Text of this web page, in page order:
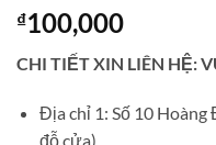
₫100,000
CHI TIẾT XIN LIÊN HỆ:
Địa chỉ 1: Số 10
đỗ cửa)